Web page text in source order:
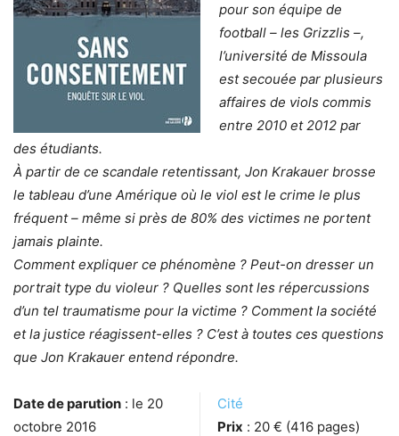
pour son équipe de
football – les Grizzlis –,
l’université de Missoula
est secouée par plusieurs
affaires de viols commis
entre 2010 et 2012 par
des étudiants.
À partir de ce scandale retentissant, Jon Krakauer brosse
le tableau d’une Amérique où le viol est le crime le plus
fréquent – même si près de 80% des victimes ne portent
jamais plainte.
Comment expliquer ce phénomène ? Peut-on dresser un
portrait type du violeur ? Quelles sont les répercussions
d’un tel traumatisme pour la victime ? Comment la société
et la justice réagissent-elles ? C’est à toutes ces questions
que Jon Krakauer entend répondre.
Date de parution : le 20
octobre 2016
Cité
Prix : 20 € (416 pages)